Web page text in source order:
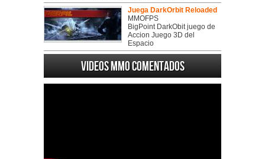
Juega DarkOrbit Reloaded
MMOFPS
BigPoint DarkObit juego de
Accion Juego 3D del
Espacio
Videos MMO Comentados